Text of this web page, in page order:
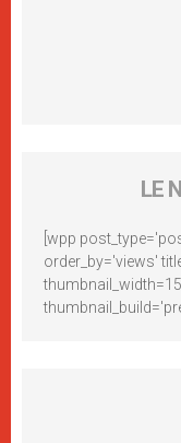
LE
[wpp
order_by='views'